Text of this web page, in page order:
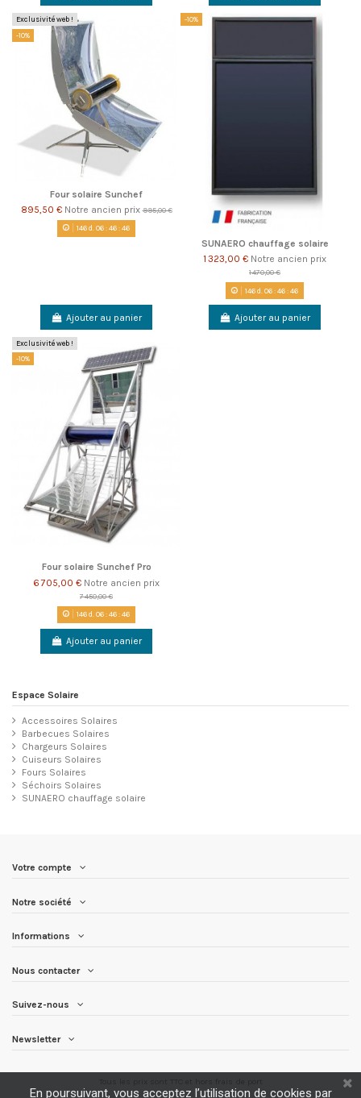
Exclusivité web !
-10%
Four solaire Sunchef
895,50 € Notre ancien prix995,00 €
146d.06:46:46
Ajouter au panier
-10%
SUNAERO chauffage solaire
1 323,00 € Notre ancien prix
1 470,00 €
146d. 06:46:46
Ajouter au panier
Exclusivité web !
-10%
Four solaire Sunchef Pro
6 705,00 € Notre ancien prix
7 450,00 €
146d.06:46:46
Ajouter au panier
Espace Solaire
Accessoires Solaires
Barbecues Solaires
Chargeurs Solaires
Cuiseurs Solaires
Fours Solaires
Séchoirs Solaires
SUNAERO chauffage solaire
Votre compte
Notre société
Informations
Nous contacter
Suivez-nous
Newsletter
En poursuivant, vous acceptez l’utilisation de cookies par